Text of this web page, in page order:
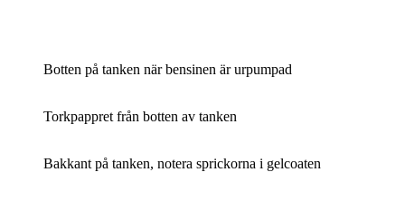
Botten på tanken när bensinen är urpumpad
Torkpappret från botten av tanken
Bakkant på tanken, notera sprickorna i gelcoaten